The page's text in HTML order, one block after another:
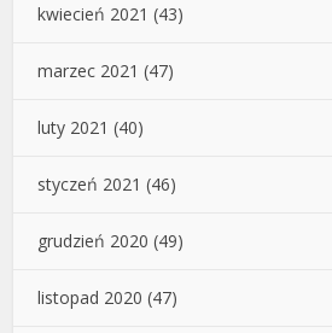
kwiecień 2021 (43)
marzec 2021 (47)
luty 2021 (40)
styczeń 2021 (46)
grudzień 2020 (49)
listopad 2020 (47)